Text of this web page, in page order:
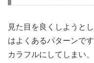
見た目を良くしようと
はよくあるパターンで
カラフルにしてしまい